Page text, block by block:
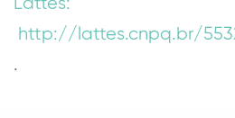
Lattes:
http://lattes.cnpq.br/
.